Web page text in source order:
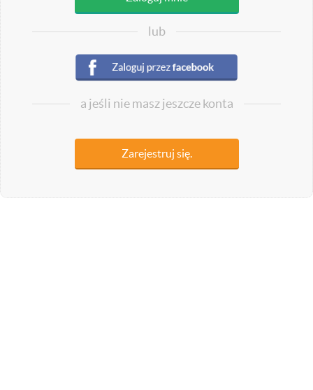
lub
a jeśli nie masz jeszcze konta
Zarejestruj się.